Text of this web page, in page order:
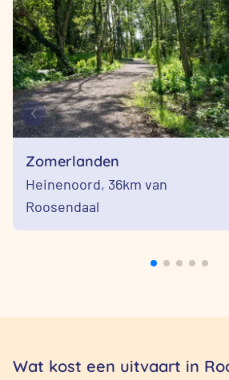
Zomerlanden
Heinenoord, 36km van
Roosendaal
Wat kost een uitvaart in